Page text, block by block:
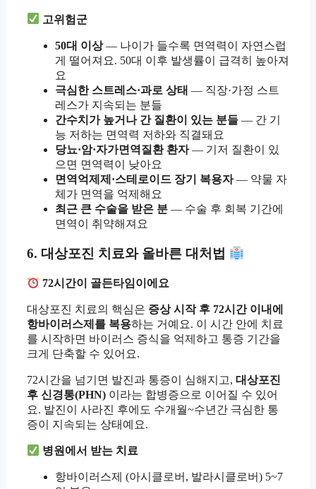
고위험군
50대 이상— 나이가 들수록 면역력이 자연스럽
게 떨어져요. 50대 이후 발생률이 급격히 높아져
요
극심한 스트레스·과로 상태 — 직장·가정 스트
레스가 지속되는 분들
간수치가 높거나 간 질환이 있는 분들 — 간 기
능 저하는 면역력 저하와 직결돼요
당뇨·암·자가면역질환 환자— 기저 질환이 있
으면 면역력이 낮아요
면역억제제·스테로이드 장기 복용자— 약물 자
체가 면역을 억제해요
최근 큰 수술을 받은 분 — 수술 후 회복 기간에
면역이 취약해져요
6. 대상포진 치료와 올바른 대처법
72시간이 골든타임이에요
대상포진 치료의 핵심은 증상 시작 후 72시간 이내에
항바이러스제를 복용하는 거예요. 이 시간 안에 치료
를 시작하면 바이러스 증식을 억제하고 통증 기간을
크게 단축할 수 있어요.
72시간을 넘기면 발진과 통증이 심해지고, 대상포진
후 신경통(PHN) 이라는 합병증으로 이어질 수 있어
요. 발진이 사라진 후에도 수개월~수년간 극심한 통
증이 지속되는 상태예요.
병원에서 받는 치료
항바이러스제 (아시클로버, 발라시클로버) 5~7